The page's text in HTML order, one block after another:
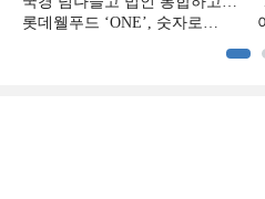
롯데웰푸드 ‘ONE’, 숫자로